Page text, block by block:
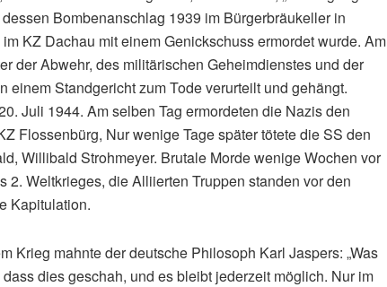
Bombenanschlag 1939 im Bürgerbräukeller in
KZ Dachau mit einem Genickschuss ermordet wurde. Am
der Abwehr, des militärischen Geheimdienstes und der
einem Standgericht zum Tode verurteilt und gehängt.
Juli 1944. Am selben Tag ermordeten die Nazis den
Flossenbürg, Nur wenige Tage später tötete die SS den
Willibald Strohmeyer. Brutale Morde wenige Wochen vor
Weltkrieges, die Alliierten Truppen standen vor den
Kapitulation.
Krieg mahnte der deutsche Philosoph Karl Jaspers: „Was
dies geschah, und es bleibt jederzeit möglich. Nur im